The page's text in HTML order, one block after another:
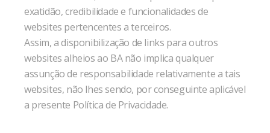
exatidão, credibilidade e funcionalidades de
websites pertencentes a terceiros.
Assim, a disponibilização de links para outros
websites alheios ao BA não implica qualquer
assunção de responsabilidade relativamente a tais
websites, não lhes sendo, por conseguinte aplicável
a presente Política de Privacidade.